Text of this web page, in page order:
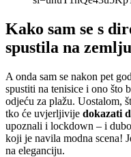
Kako sam se s
spustila na zemlju
A onda sam se nakon pet
spustiti na tenisice i ono što
odjeću za plažu. Uostalom,
tko će uvjerljivije dokazati
upoznali i lockdown – i
koji je navila modna scena!
na eleganciju.